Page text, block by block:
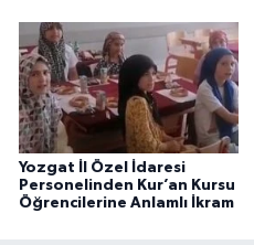
Yozgat İl Özel İdaresi
Personelinden Kur’an Kursu
Öğrencilerine Anlamlı İkram